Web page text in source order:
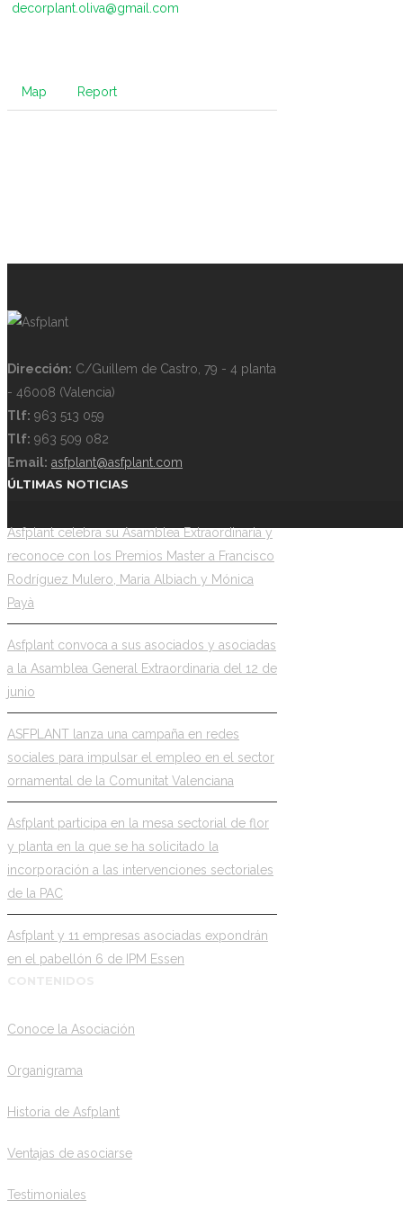
decorplant.oliva@gmail.com
Map Report
Dirección: C/Guillem de Castro, 79 - 4 planta
- 46008 (Valencia)
Tlf: 963 513 059
Tlf: 963 509 082
Email: asfplant@asfplant.com
ÚLTIMAS NOTICIAS
Asfplant celebra su Asamblea Extraordinaria y
reconoce con los Premios Master a Francisco
Rodríguez Mulero, Maria Albiach y Mónica
Payà
Asfplant convoca a sus asociados y asociadas
a la Asamblea General Extraordinaria del 12 de
junio
ASFPLANT lanza una campaña en redes
sociales para impulsar el empleo en el sector
ornamental de la Comunitat Valenciana
Asfplant participa en la mesa sectorial de flor
y planta en la que se ha solicitado la
incorporación a las intervenciones sectoriales
de la PAC
Asfplant y 11 empresas asociadas expondrán
en el pabellón 6 de IPM Essen
Conoce la Asociación
Organigrama
Historia de Asfplant
Ventajas de asociarse
Testimoniales